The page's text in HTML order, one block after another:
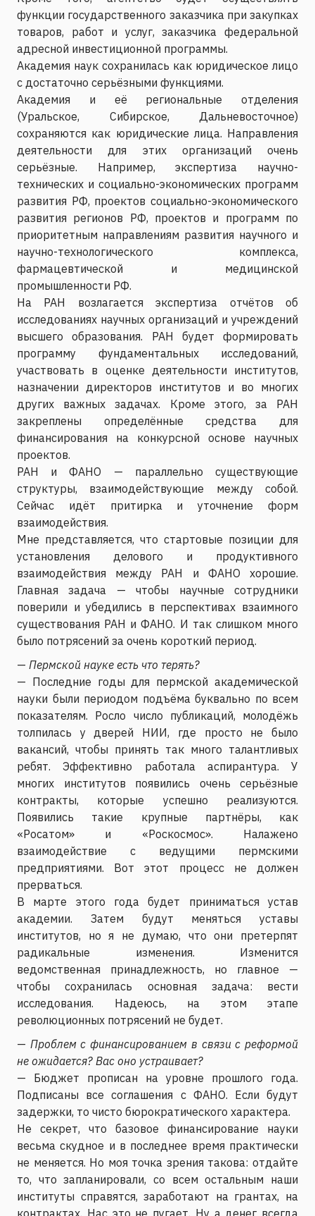
функции государственного заказчика при закупках
товаров, работ и услуг, заказчика федеральной
адресной инвестиционной программы.
Академия наук сохранилась как юридическое лицо
с достаточно серьёзными функциями.
Академия и её региональные отделения
(Уральское, Сибирское, Дальневосточное)
сохраняются как юридические лица. Направления
деятельности для этих организаций очень
серьёзные. Например, экспертиза научно-
технических и социально-экономических программ
развития РФ, проектов социально-экономического
развития регионов РФ, проектов и программ по
приоритетным направлениям развития научного и
научно-технологического комплекса,
фармацевтической и медицинской
промышленности РФ.
На РАН возлагается экспертиза отчётов об
исследованиях научных организаций и учреждений
высшего образования. РАН будет формировать
программу фундаментальных исследований,
участвовать в оценке деятельности институтов,
назначении директоров институтов и во многих
других важных задачах. Кроме этого, за РАН
закреплены определённые средства для
финансирования на конкурсной основе научных
проектов.
РАН и ФАНО — параллельно существующие
структуры, взаимодействующие между собой.
Сейчас идёт притирка и уточнение форм
взаимодействия.
Мне представляется, что стартовые позиции для
установления делового и продуктивного
взаимодействия между РАН и ФАНО хорошие.
Главная задача — чтобы научные сотрудники
поверили и убедились в перспективах взаимного
существования РАН и ФАНО. И так слишком много
было потрясений за очень короткий период.
— Пермской науке есть что терять?
— Последние годы для пермской академической
науки были периодом подъёма буквально по всем
показателям. Росло число публикаций, молодёжь
толпилась у дверей НИИ, где просто не было
вакансий, чтобы принять так много талантливых
ребят. Эффективно работала аспирантура. У
многих институтов появились очень серьёзные
контракты, которые успешно реализуются.
Появились такие крупные партнёры, как
«Росатом» и «Роскосмос». Налажено
взаимодействие с ведущими пермскими
предприятиями. Вот этот процесс не должен
прерваться.
В марте этого года будет приниматься устав
академии. Затем будут меняться уставы
институтов, но я не думаю, что они претерпят
радикальные изменения. Изменится
ведомственная принадлежность, но главное —
чтобы сохранилась основная задача: вести
исследования. Надеюсь, на этом этапе
революционных потрясений не будет.
— Проблем с финансированием в связи с реформой
не ожидается? Вас оно устраивает?
— Бюджет прописан на уровне прошлого года.
Подписаны все соглашения с ФАНО. Если будут
задержки, то чисто бюрократического характера.
Не секрет, что базовое финансирование науки
весьма скудное и в последнее время практически
не меняется. Но моя точка зрения такова: отдайте
то, что запланировали, со всем остальным наши
институты справятся, заработают на грантах, на
контрактах. Нас это не пугает. Ну а денег всегда